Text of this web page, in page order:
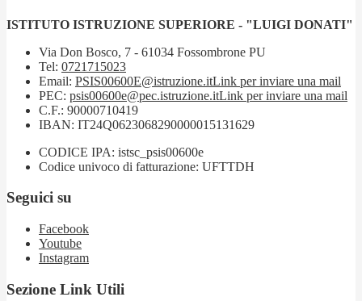
ISTITUTO ISTRUZIONE SUPERIORE - "LUIGI DONATI"
Via Don Bosco, 7 - 61034 Fossombrone PU
Tel: 0721715023
Email: PSIS00600E@istruzione.itLink per inviare una mail
PEC: psis00600e@pec.istruzione.itLink per inviare una mail
C.F.: 90000710419
IBAN: IT24Q0623068290000015131629
CODICE IPA: istsc_psis00600e
Codice univoco di fatturazione: UFTTDH
Seguici su
Facebook
Youtube
Instagram
Sezione Link Utili